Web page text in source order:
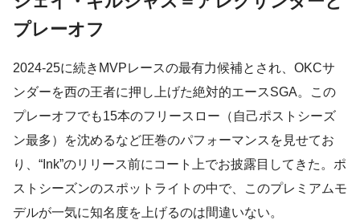
プレーオフ
2024-25に続きMVPレースの最有力候補とされ、OKCサ
ンダーを西の王者に押し上げた絶対的エースSGA。この
プレーオフでも15本のフリースロー（自己ポストシーズ
ン最多）を沈めるなど圧巻のパフォーマンスを見せてお
り、“Ink”のリリース前にコート上でお披露目してきた。ポ
ストシーズンのスポットライトの中で、このプレミアムモ
デルが一気に知名度を上げるのは間違いない。